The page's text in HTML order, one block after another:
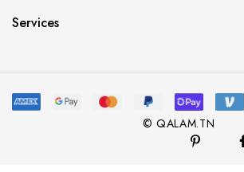
Services
© QALAM.TN